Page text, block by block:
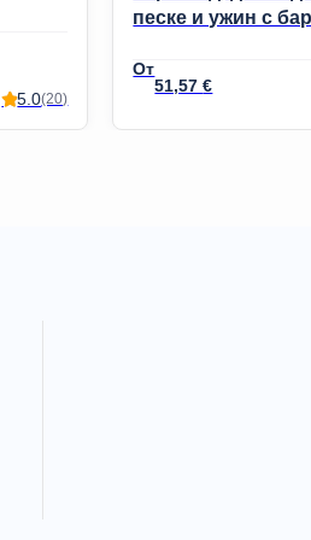
95,11 €.
€.
5.0(20)
песке и ужин с
51,57€